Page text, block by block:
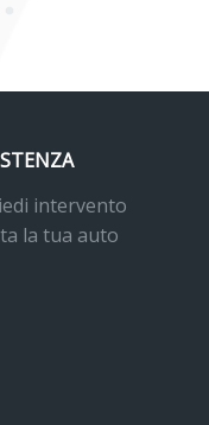
intervento
la tua auto